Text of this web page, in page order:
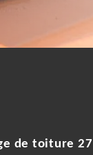
de toiture 27